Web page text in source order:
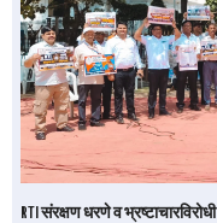
RTI संरक्षण धरणे व